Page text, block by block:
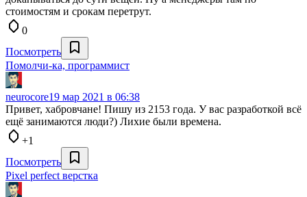
стоимостям и срокам перетрут.
0
Посмотреть
Помолчи-ка, программист
neurocore19 мар 2021 в 06:38
Привет, хабровчане! Пишу из 2153 года. У вас разработкой всё
ещё занимаются люди?) Лихие были времена.
+1
Посмотреть
Pixel perfect верстка